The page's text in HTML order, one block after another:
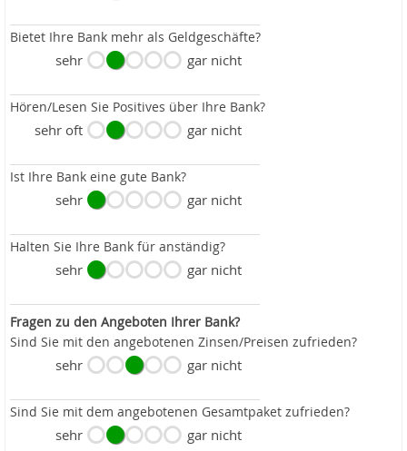
Bietet Ihre Bank mehr als Geldgeschäfte?
sehr gar nicht
Hören/Lesen Sie Positives über Ihre Bank?
sehr oft gar nicht
Ist Ihre Bank eine gute Bank?
sehr gar nicht
Halten Sie Ihre Bank für anständig?
sehr gar nicht
Fragen zu den Angeboten Ihrer Bank?
Sind Sie mit den angebotenen Zinsen/Preisen zufrieden?
sehr gar nicht
Sind Sie mit dem angebotenen Gesamtpaket zufrieden?
sehr gar nicht